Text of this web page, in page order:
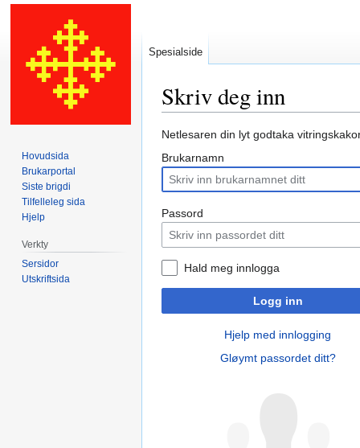
Skriv deg inn
Hopp
til
navigering
Hopp
til
søk
Netlesaren din lyt godtaka
Brukarnamn
Passord
Hald meg innlogga
Logg inn
Hjelp med innlogging
Gløymt passordet ditt?
Spesialside
Hovudsida
Brukarportal
Siste brigdi
Tilfelleleg sida
Hjelp
Verkty
Sersidor
Utskriftsida